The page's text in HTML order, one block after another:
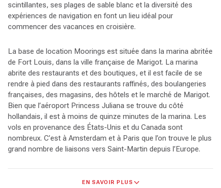
scintillantes, ses plages de sable blanc et la diversité des
expériences de navigation en font un lieu idéal pour
commencer des vacances en croisière.
La base de location Moorings est située dans la marina abritée
de Fort Louis, dans la ville française de Marigot. La marina
abrite des restaurants et des boutiques, et il est facile de se
rendre à pied dans des restaurants raffinés, des boulangeries
françaises, des magasins, des hôtels et le marché de Marigot.
Bien que l’aéroport Princess Juliana se trouve du côté
hollandais, il est à moins de quinze minutes de la marina. Les
vols en provenance des États-Unis et du Canada sont
nombreux. C’est à Amsterdam et à Paris que l’on trouve le plus
grand nombre de liaisons vers Saint-Martin depuis l’Europe.
charmants, et vous pouvez facilement passer une semaine à
EN SAVOIR PLUS